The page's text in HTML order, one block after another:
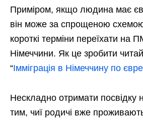
Приміром, якщо людина має
він може за спрощеною
короткі терміни переїхати на
Німеччини. Як це зробити
“Імміграція в Німеччину по
Нескладно отримати посвідку
тим, чиї родичі вже